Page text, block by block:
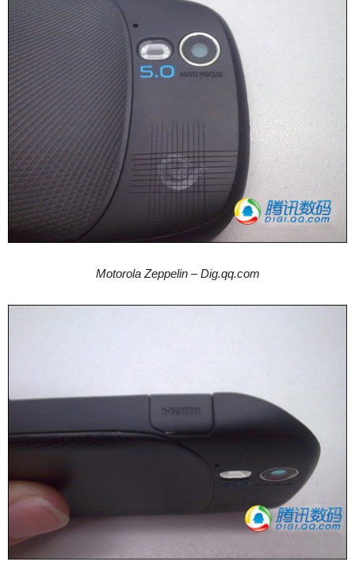
Motorola Zeppelin – Dig.qq.com